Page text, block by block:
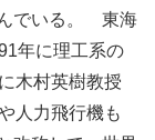
でいる。 東海
年に理工系の
木村英樹教授
人力飛行機も